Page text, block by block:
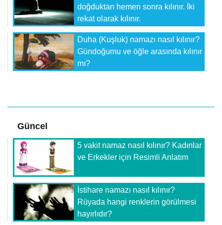
doğduktan hemen sonra kılınır. İki
rekat olarak kılınır.
Duha (Kuşluk) namazı nasıl kılınır?
Gündoğumu ve öğle arasında kılınır
mı?
Güncel
5 vakit namaz nasıl kılınır? Kadınlar
ve Erkekler için Resimli Anlatım
İstihare namazı nasıl kılınır?
Rüyada hangi renklerin görülmesi
hayırlıdır?